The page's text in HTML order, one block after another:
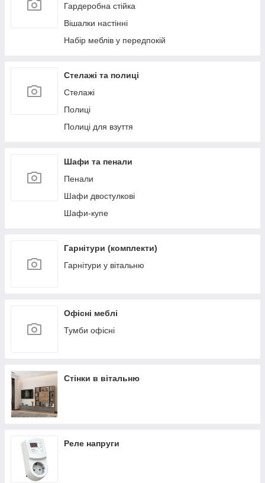
Гардеробна стійка
Вішалки настінні
Набір меблів у передпокій
Стелажі та полиці
Стелажі
Полиці
Полиці для взуття
Шафи та пенали
Пенали
Шафи двостулкові
Шафи-купе
Гарнітури (комплекти)
Гарнітури у вітальню
Офісні меблі
Тумби офісні
Стінки в вітальню
Реле напруги